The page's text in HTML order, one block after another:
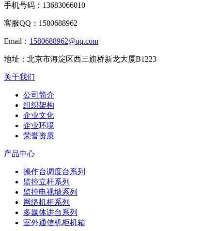
手机号码： 13683066010
客服QQ： 1580688962
Email： 1580688962@qq.com
地址： 北京市海淀区西三旗桥新龙大厦B1223
关于我们
公司简介
组织架构
企业文化
企业环境
荣誉资质
产品中心
操作台调度台系列
监控立杆系列
监控电视墙系列
网络机柜系列
多媒体讲台系列
室外通信机柜机箱